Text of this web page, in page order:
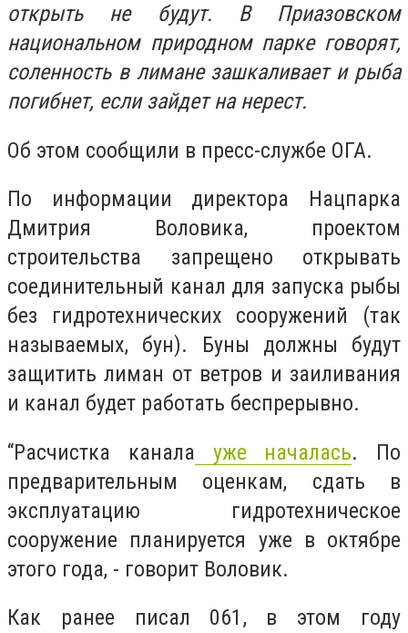
открыть не будут. В Приазовском
национальном природном парке говорят,
соленность в лимане зашкаливает и рыба
погибнет, если зайдет на нерест.
Об этом сообщили в пресс-службе ОГА.
По информации директора Нацпарка
Дмитрия Воловика, проектом
строительства запрещено открывать
соединительный канал для запуска рыбы
без гидротехнических сооружений (так
называемых, бун). Буны должны будут
защитить лиман от ветров и заиливания
и канал будет работать беспрерывно.
“Расчистка канала уже началась. По
предварительным оценкам, сдать в
эксплуатацию гидротехническое
сооружение планируется уже в октябре
этого года, - говорит Воловик.
Как ранее писал 061, в этом году